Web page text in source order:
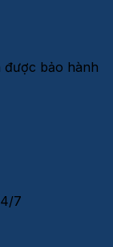
được bảo hành
7